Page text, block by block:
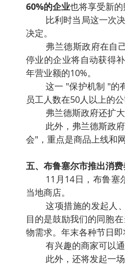
60%的企业也将享受新的
比利时当局这一次
决定。
弗兰德斯政府在自
停业的企业将自动获得
年营业额的10%。
这一 "保护机制 "的
员工人数在50人以上的
弗兰德斯政府还扩
此外，弗兰德斯政
会"，重点是商品上线和网
五、布鲁塞尔市推出消
11月14日，布鲁塞
当地商店。
这项措施的发起人
目的是鼓励我们的同胞
物需求。年末各种节日
有兴趣的商家可以
此外，还将发起一